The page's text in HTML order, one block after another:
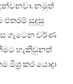
නමුත්
එතරම් සුදුසු
ගැටෙන වර්ණ
හැකිවුනත්
මිශ්‍ර කර යොදා